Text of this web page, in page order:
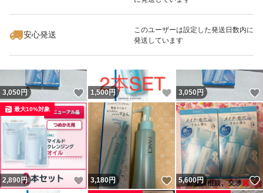
安心発送
このユーザーは設定した発送日数内に
発送しています
いいね！
1,500
3,050円 いいね！
1,500円 いいね！
3,050円
2,890 円 いいね！
最大10%対象
3,180円 いいね！
5,600円